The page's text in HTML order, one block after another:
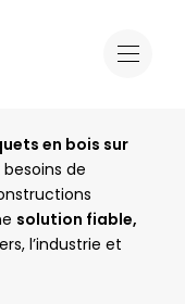
Piquets en bois
en bois sur
de
solution fiable,
l’industrie et